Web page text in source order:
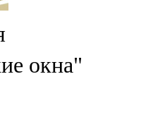
окна"